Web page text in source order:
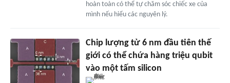
hoàn toàn có thể tự chăm sóc chiếc xe của
mình nếu hiểu các nguyên lý.
Chip lượng tử 6 nm đầu tiên thế
giới có thể chứa hàng triệu qubit
vào một tấm silicon